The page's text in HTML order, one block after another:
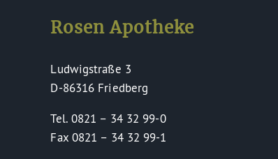
Rosen Apotheke
Ludwigstraße 3
D-86316 Friedberg
Tel. 0821 – 34 32 99-0
Fax 0821 – 34 32 99-1